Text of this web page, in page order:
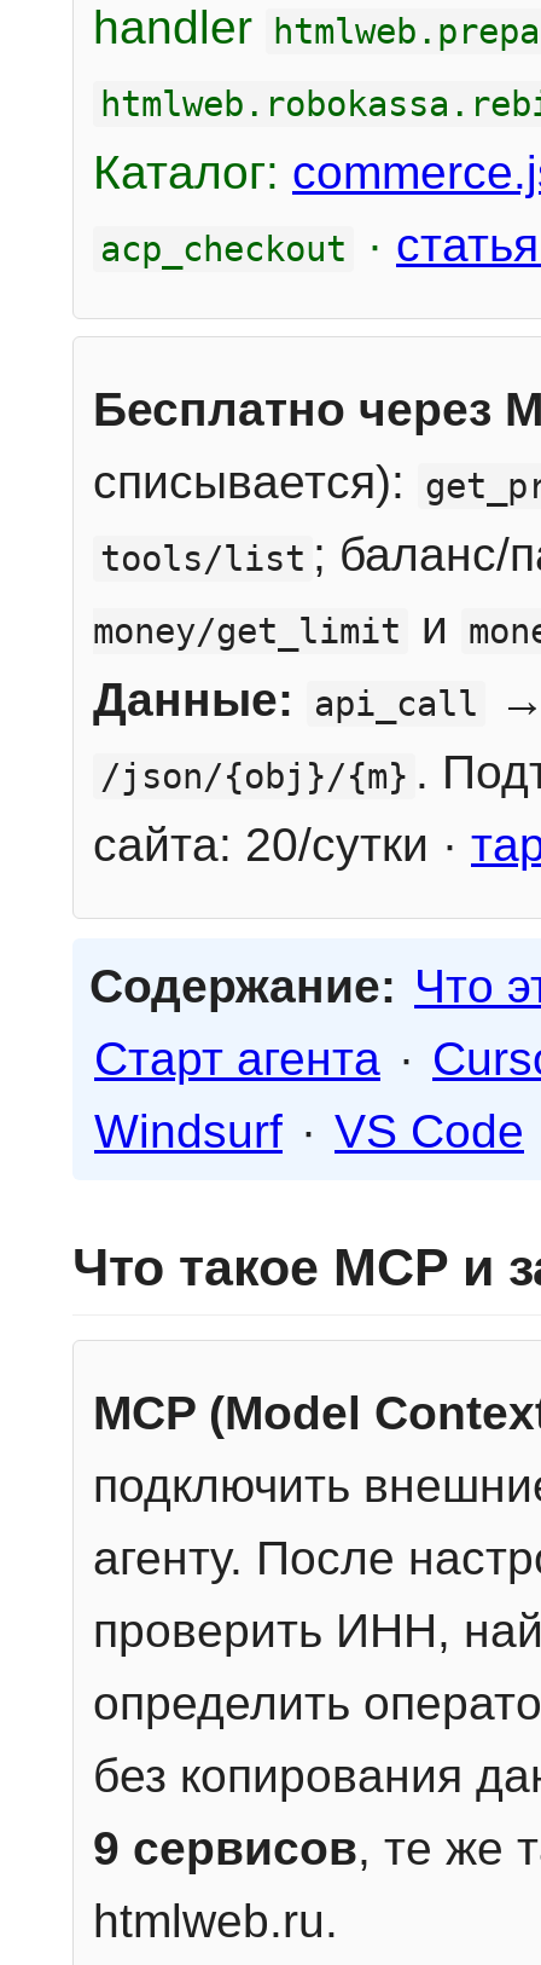
handler
Каталог:
acp_checkout ·
Бесплатно через
списывается):
tools/list ; баланс/
money/get_limit и
Данные: api_call
/json/{obj}/{m} .
сайта: 20/сутки ·
Содержание: Что
Старт агента ·
Windsurf · VS Code
Что такое MCP и
MCP (Model
подключить
агенту. После
проверить ИНН,
определить
без копирования
9 сервисов, те же
htmlweb.ru.